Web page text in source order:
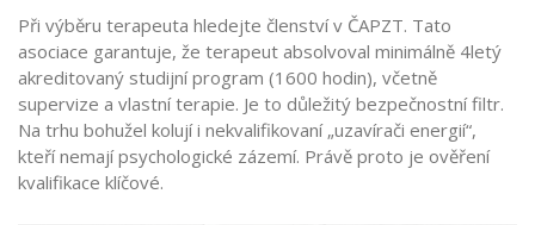
Při výběru terapeuta hledejte členství v ČAPZT. Tato
asociace garantuje, že terapeut absolvoval minimálně 4letý
akreditovaný studijní program (1600 hodin), včetně
supervize a vlastní terapie. Je to důležitý bezpečnostní filtr.
Na trhu bohužel kolují i nekvalifikovaní „uzavírači energií“,
kteří nemají psychologické zázemí. Právě proto je ověření
kvalifikace klíčové.